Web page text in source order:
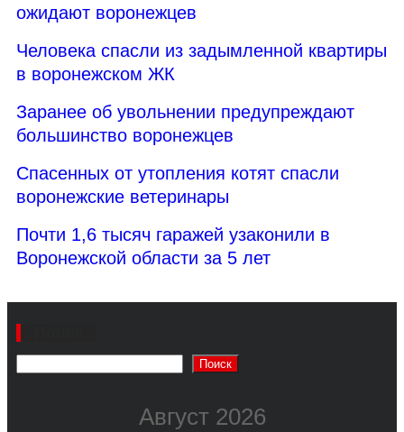
ожидают воронежцев
Человека спасли из задымленной квартиры
в воронежском ЖК
Заранее об увольнении предупреждают
большинство воронежцев
Спасенных от утопления котят спасли
воронежские ветеринары
Почти 1,6 тысяч гаражей узаконили в
Воронежской области за 5 лет
Поиск
Август 2026